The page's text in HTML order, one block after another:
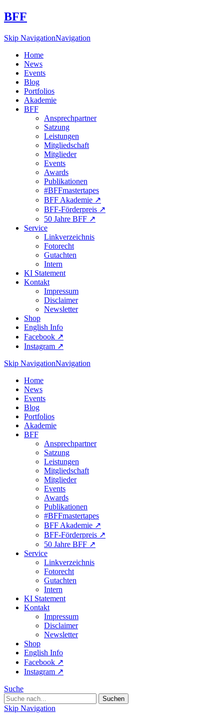
BFF
Skip NavigationNavigation
Home
News
Events
Blog
Portfolios
Akademie
BFF
Ansprechpartner
Satzung
Leistungen
Mitgliedschaft
Mitglieder
Events
Awards
Publikationen
#BFFmastertapes
BFF Akademie ↗︎
BFF-Förderpreis ↗︎
50 Jahre BFF ↗︎
Service
Linkverzeichnis
Fotorecht
Gutachten
Intern
KI Statement
Kontakt
Impressum
Disclaimer
Newsletter
Shop
English Info
Facebook ↗︎
Instagram ↗︎
Skip NavigationNavigation
Home
News
Events
Blog
Portfolios
Akademie
BFF
Ansprechpartner
Satzung
Leistungen
Mitgliedschaft
Mitglieder
Events
Awards
Publikationen
#BFFmastertapes
BFF Akademie ↗︎
BFF-Förderpreis ↗︎
50 Jahre BFF ↗︎
Service
Linkverzeichnis
Fotorecht
Gutachten
Intern
KI Statement
Kontakt
Impressum
Disclaimer
Newsletter
Shop
English Info
Facebook ↗︎
Instagram ↗︎
Suche
Skip Navigation